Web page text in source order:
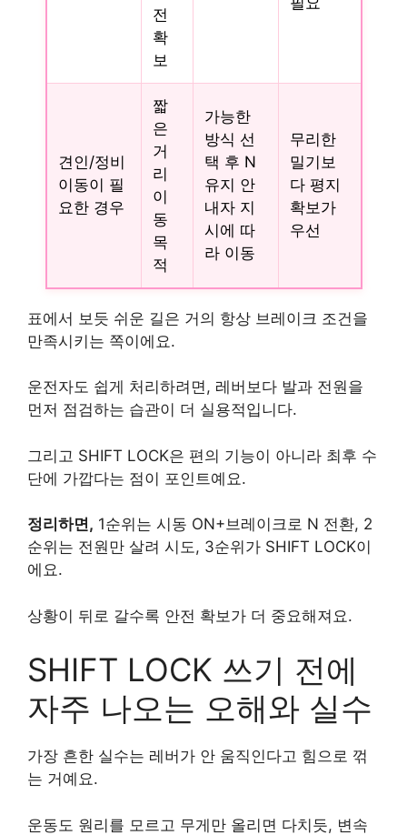
전
확
보
견인/정비
이동이 필
요한 경우
짧
은
거
리
이
동
목
적
가능한
방식 선
택 후 N
유지 안
내자 지
시에 따
라 이동
무리한
밀기보
다 평지
확보가
우선
표에서 보듯 쉬운 길은 거의 항상 브레이크 조건을
만족시키는 쪽이에요.
운전자도 쉽게 처리하려면, 레버보다 발과 전원을
먼저 점검하는 습관이 더 실용적입니다.
그리고 SHIFT LOCK은 편의 기능이 아니라 최후 수
단에 가깝다는 점이 포인트예요.
정리하면, 1순위는 시동 ON+브레이크로 N 전환, 2
순위는 전원만 살려 시도, 3순위가 SHIFT LOCK이
에요.
상황이 뒤로 갈수록 안전 확보가 더 중요해져요.
SHIFT LOCK 쓰기 전에
자주 나오는 오해와 실수
가장 흔한 실수는 레버가 안 움직인다고 힘으로 꺾
는 거예요.
운동도 원리를 모르고 무게만 올리면 다치듯, 변속